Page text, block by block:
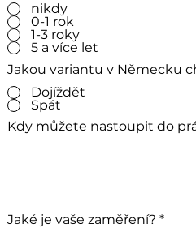
nikdy
0-1 rok
1-3 roky
5 a více let
Jakou variantu v Německu
Dojíždět
Spát
Kdy můžete nastoupit do
Jaké je vaše zaměření?